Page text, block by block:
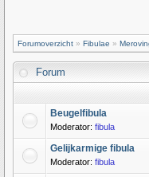
Forumoverzicht » Fibulae »
Forum
Beugelfibula
Moderator: fibula
Gelijkarmige fibula
Moderator: fibula